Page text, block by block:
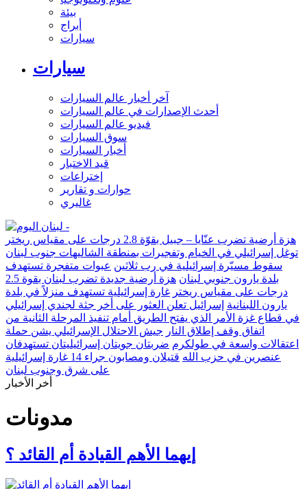
بيئة
أبراج
سيارات
سيارات
آخر أخبار عالم السيارات
أحدث الإصدارات في عالم السيارات
فيديو عالم السيارات
سوق السيارات
أخبار السيارات
قيد الاختبار
إختراعات
حوارات و تقارير
غاليري
هزة أرضية تضرب عنّايا – جبيل بقوّة 2.8 درجات على مقياس ريختر
توغل إسرائيلي في الخيام وتفجيرات بمنطقة الشاليهات جنوب لبنان
سقوط مسيّرة إسرائيلية في رب ثلاثين عبوات متفجرة تستهدف
بلدة يارون جنوبي لبنان
هزة أرضية جديدة تضرب لبنان بقوة 2.5
درجات على مقياس ريختر غارة إسرائيلية تستهدف منزلاً في بلدة
يارون اللبنانية إسرائيل تعلن العثور على أخر جثة لجندي إسرائيلي
في قطاع غزة الأمر الذي يفتح الطريق أمام تنفيذ المرحلة الثانية من
اتفاق وقف إطلاق النار جيش الاحتلال الإسرائيلي يشن حملة
اعتقالات واسعة في طولكرم ضربتان جويتان إسرائيليتان تستهدفان
عنصرين في حزب الله
قتيلان ومصابون جراء 14 غارة إسرائيلية
على شرق وجنوب لبنان
أخر الأخبار
مدونات
إيهما الأهم القيادة أم القائد ؟